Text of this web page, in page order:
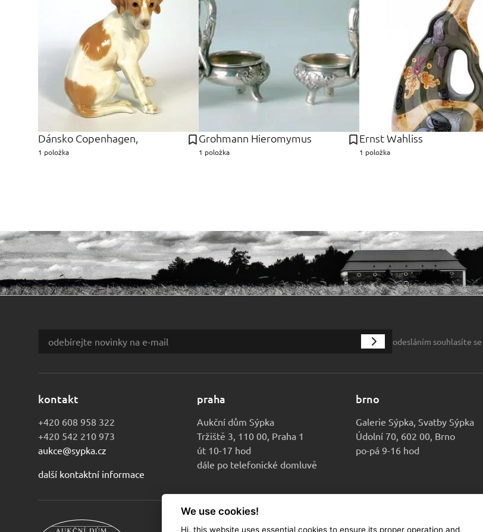
Dánsko Copenhagen,
1 položka
Grohmann Hieromymus
1 položka
Ernst Wahliss
1 položka
odesláním souhlasíte se
kontakt
+420 608 958 322
+420 542 210 973
aukce@sypka.cz
další kontaktní informace
praha
Aukční dům Sýpka
Tržiště 3, 110 00, Praha 1
út 10-17 hod
dále po telefonické domluvě
brno
Galerie Sýpka, Svatby Sýpka
Údolní 70, 602 00, Brno
po-pá 9-16 hod
We use cookies!
Hi, this website uses essential cookies to ensure its proper operation and